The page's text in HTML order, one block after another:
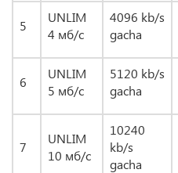
5
UNLIM
4 мб/с
4096 kb/s
gacha
6
UNLIM
5 мб/с
5120 kb/s
gacha
7
UNLIM
10 мб/с
10240
kb/s
gacha